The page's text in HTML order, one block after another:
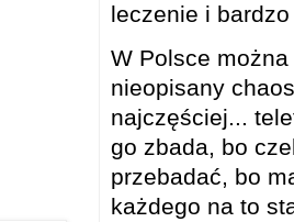
leczenie i
W Polsce
nieopisany
najczęściej...
go zbada, bo
przebadać, bo
każdego na to